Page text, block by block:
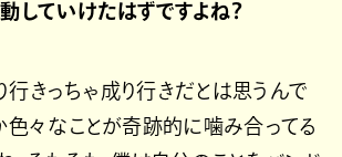
していけたはずですよね？
行きっちゃ成り行きだとは思うんで
色々なことが奇跡的に噛み合ってる